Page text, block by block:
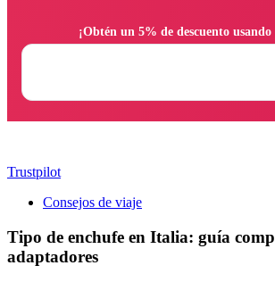
Trustpilot
Consejos de viaje
Tipo de enchufe en Italia: guía
adaptadores